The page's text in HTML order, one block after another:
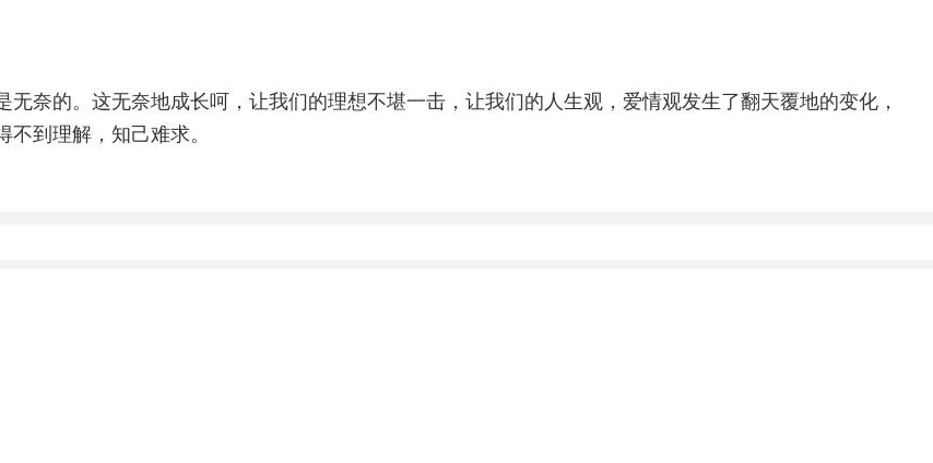
奈的。这无奈地成长呵，让我们的理想不堪一击，让我们的人生观，爱情观发生了翻天覆地的变化，
到理解，知己难求。